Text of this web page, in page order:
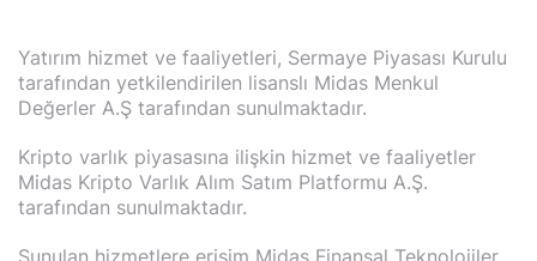
Yatırım hizmet ve faaliyetleri, Sermaye Piyasası Kurulu
tarafından yetkilendirilen lisanslı Midas Menkul
Değerler A.Ş tarafından sunulmaktadır.
Kripto varlık piyasasına ilişkin hizmet ve faaliyetler
Midas Kripto Varlık Alım Satım Platformu A.Ş.
tarafından sunulmaktadır.
Sunulan hizmetlere erişim Midas Finansal Teknolojiler